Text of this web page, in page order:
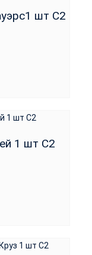
шт С2
1 шт С2